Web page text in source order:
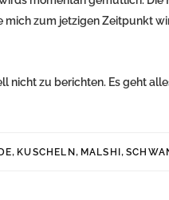
mich zum jetzigen Zeitpunkt
nicht zu berichten. Es geht
, KUSCHELN , MALSHI,